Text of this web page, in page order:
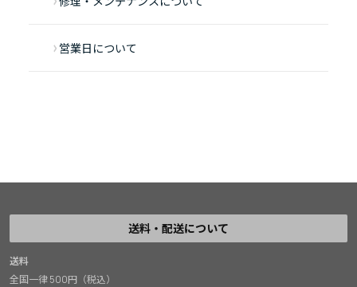
営業日について
送料・配送について
送料
全国一律 500円（税込）